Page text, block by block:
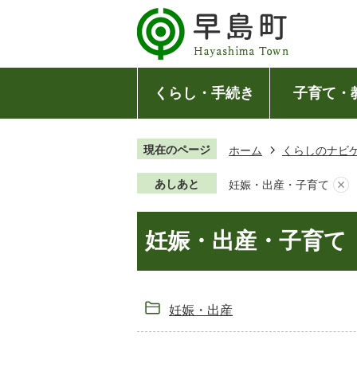
くらし・手続き 子育て・
現在のページ ホーム くらしのナビ
あしあと 妊娠・出産・子育て
妊娠・出産・子育て
妊娠・出産